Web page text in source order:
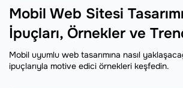
Mobil Web Sitesi
İpuçları, Örnekler ve
Mobil uyumlu web tasarımına nasıl
ipuçlarıyla motive edici örnekleri keşfedin.